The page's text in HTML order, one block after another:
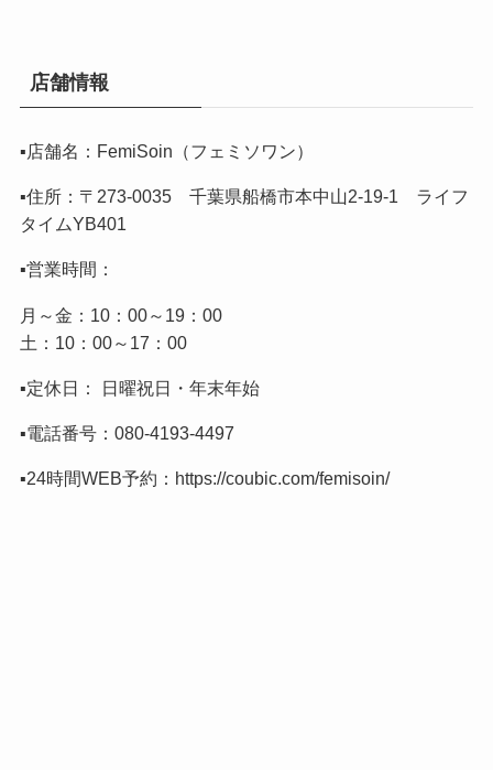
店舗情報
▪️店舗名：FemiSoin（フェミソワン）
▪️住所：〒273-0035 千葉県船橋市本中山2-19-1 ライフ
タイムYB401
▪️営業時間：
月～金：10：00～19：00
土：10：00～17：00
▪️定休日： 日曜祝日・年末年始
▪️電話番号： 080-4193-4497
▪️24時間WEB予約： https://coubic.com/femisoin/